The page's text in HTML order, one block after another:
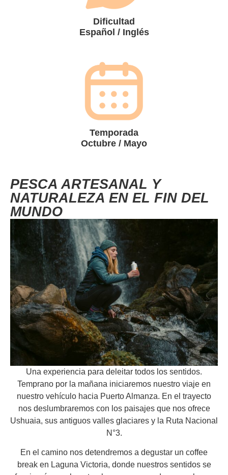
Dificultad
Español / Inglés
Temporada
Octubre / Mayo
PESCA ARTESANAL Y
NATURALEZA EN EL FIN DEL
MUNDO
Una experiencia para deleitar todos los sentidos.
Temprano por la mañana iniciaremos nuestro viaje en
nuestro vehículo hacia Puerto Almanza. En el trayecto
nos deslumbraremos con los paisajes que nos ofrece
Ushuaia, sus antiguos valles glaciares y la Ruta Nacional
N°3.
En el camino nos detendremos a degustar un coffee
break en Laguna Victoria, donde nuestros sentidos se